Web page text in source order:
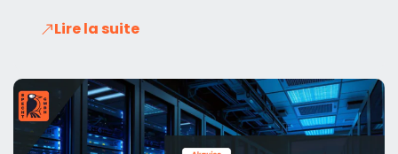
Lire la suite